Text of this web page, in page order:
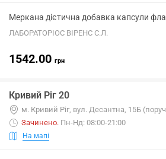
Меркана дієтична добавка капсули
ЛАБОРАТОРІОС ВІРЕНС С.Л.
1542.00 грн
Кривий Ріг 20
м. Кривий Ріг, вул. Десантна, 15Б
Зачинено. Пн-Нд: 08:00-21:00
На мапі